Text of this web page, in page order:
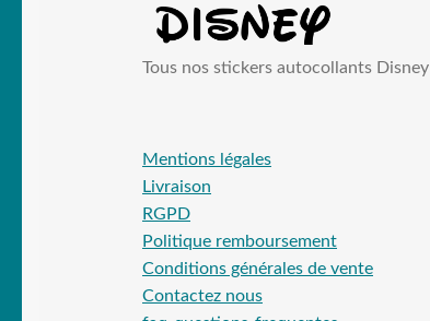
Tous nos stickers autocollants Disney
Mentions légales
Livraison
RGPD
Politique remboursement
Conditions générales de vente
Contactez nous